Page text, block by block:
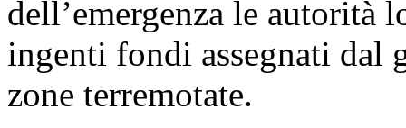
dell’emergenza le autorità
ingenti fondi assegnati dal
zone terremotate.